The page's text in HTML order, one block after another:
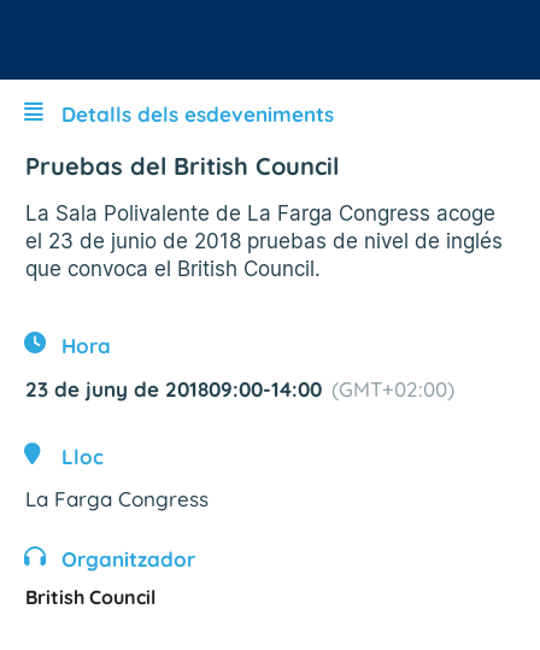
Detalls dels esdeveniments
Pruebas del British Council
La Sala Polivalente de La Farga Congress acoge
el 23 de junio de 2018 pruebas de nivel de inglés
que convoca el British Council.
Hora
23 de juny de 201809:00-14:00 (GMT+02:00)
Lloc
La Farga Congress
Organitzador
British Council